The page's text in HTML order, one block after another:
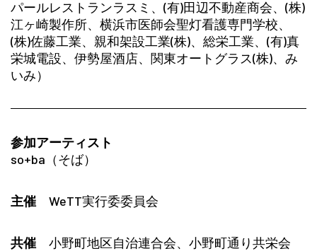
パールレストランラスミ、(有)田辺不動産商会、(株)
江ヶ崎製作所、横浜市医師会聖灯看護専門学校、
(株)佐藤工業、親和架設工業(株)、総栄工業、(有)真
栄城電設、伊勢屋酒店、関東オートグラス(株)、み
いみ）
参加アーティスト
so+ba（そば）
主催 WeTT実行委委員会
共催 小野町地区自治連合会、小野町通り共栄会